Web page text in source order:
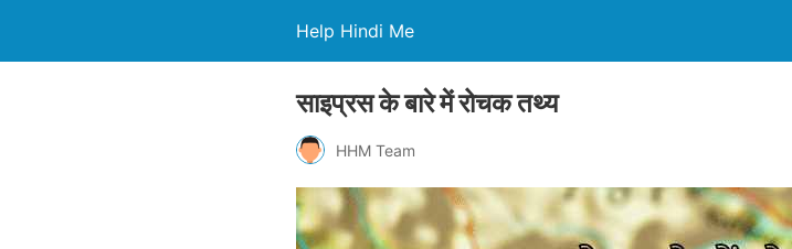
Help Hindi Me
साइप्रस के बारे में रोचक तथ्य
HHM Team